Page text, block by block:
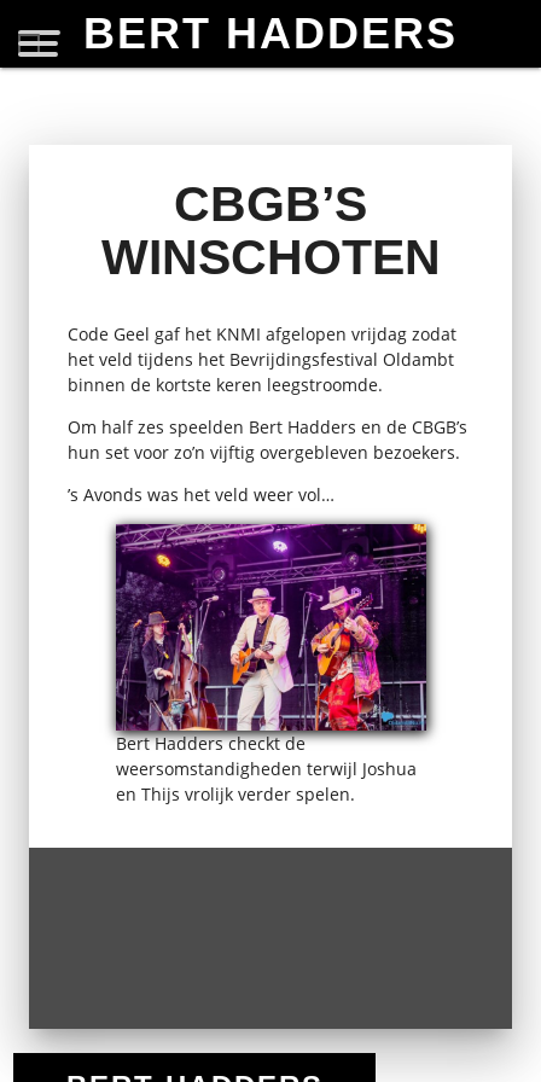
BERT HADDERS
CBGB’S
WINSCHOTEN
Code Geel gaf het KNMI afgelopen vrijdag zodat
het veld tijdens het Bevrijdingsfestival Oldambt
binnen de kortste keren leegstroomde.
Om half zes speelden Bert Hadders en de CBGB’s
hun set voor zo’n vijftig overgebleven bezoekers.
’s Avonds was het veld weer vol…
Bert Hadders checkt de
weersomstandigheden terwijl Joshua
en Thijs vrolijk verder spelen.